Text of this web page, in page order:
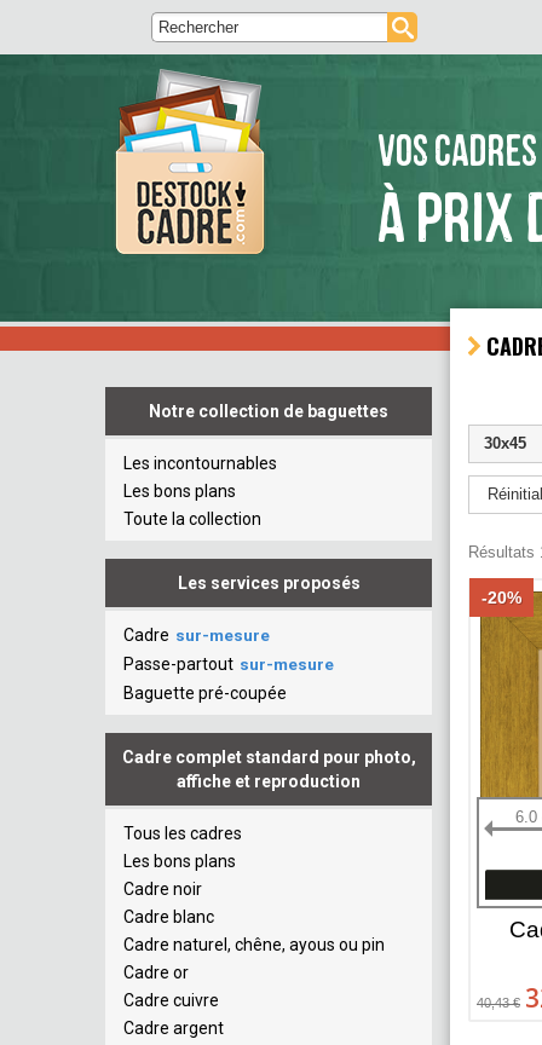
VOS
À PRIX
Notre collection de baguettes
Les incontournables
Les bons plans
Toute la collection
Les services proposés
Cadre sur-mesure
Passe-partout sur-mesure
Baguette pré-coupée
Cadre complet standard pour photo,
affiche et reproduction
Tous les cadres
Les bons plans
Cadre noir
Cadre blanc
Cadre naturel, chêne, ayous ou pin
Cadre or
Cadre cuivre
Cadre argent
30x45
Résultats
6.0
-20%
40,43 €